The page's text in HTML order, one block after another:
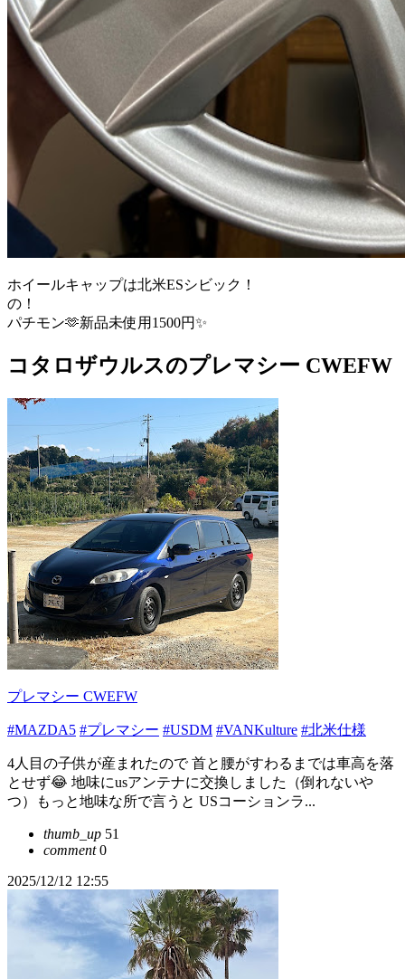
ホイールキャップは北米ESシビック！
の！
パチモン🫶新品未使用1500円✨️
コタロザウルスのプレマシー CWEFW
プレマシー CWEFW
#MAZDA5 #プレマシー #USDM #VANKulture #北米仕様
4人目の子供が産まれたので 首と腰がすわるまでは車高を落
とせず😂 地味にusアンテナに交換しました（倒れないや
つ）もっと地味な所で言うと USコーションラ...
thumb_up 51
comment0
2025/12/12 12:55